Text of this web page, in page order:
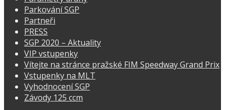
Parkování SGP
Partneři
PRESS
SGP 2020 – Aktuality
VIP vstupenky
Vítejte na stránce pražské FIM Speedway Grand Prix
Vstupenky na MLT
Vyhodnocení SGP
Závody 125 ccm